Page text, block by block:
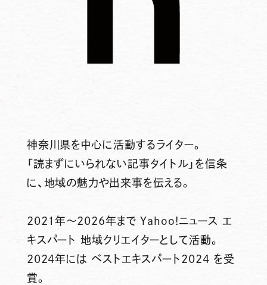
神奈川県を中心に活動するライター。
「読まずにいられない記事タイトル」を信条
に、地域の魅力や出来事を伝える。
2021年～2026年まで Yahoo!ニュース エ
キスパート 地域クリエイターとして活動。
2024年には ベストエキスパート2024 を受
賞。